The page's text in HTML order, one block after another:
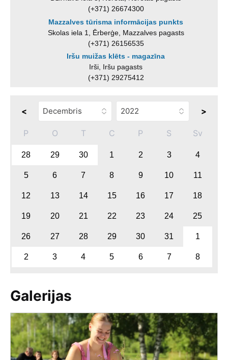
(+371) 26674300
Mazzalves tūrisma informācijas punkts
Skolas iela 1, Ērberģe, Mazzalves pagasts
(+371) 26156535
Iršu muižas klēts - magazīna
Irši, Iršu pagasts
(+371) 29275412
< >
P O T C P S Sv
28 29 30 1 2 3 4
5 6 7 8 9 10 11
12 13 14 15 16 17 18
19 20 21 22 23 24 25
26 27 28 29 30 31 1
2 3 4 5 6 7 8
Galerijas